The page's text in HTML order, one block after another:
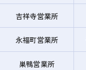
吉祥寺営業所
永福町営業所
巣鴨営業所